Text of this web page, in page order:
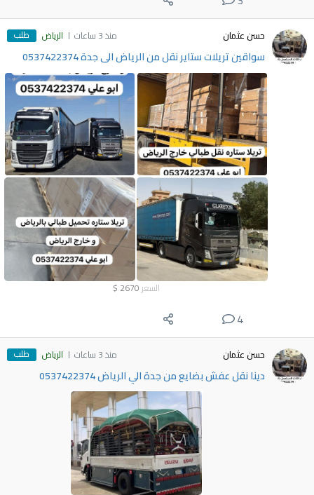
حسن عثمان منذ 3 ساعات الرياض طلب
سواقين تريلات ستاير نقل من الرياض الى جدة 0537422374
السعر 2670
$
4
حسن عثمان منذ 3 ساعات الرياض طلب
دينا نقل عفش بضايع من جدة الي الرياض 0537422374